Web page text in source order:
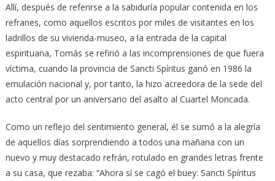
Allí, después de referirse a la sabiduría popular contenida en los
refranes, como aquellos escritos por miles de visitantes en los
ladrillos de su vivienda-museo, a la entrada de la capital
espirituana, Tomás se refirió a las incomprensiones de que fuera
víctima, cuando la provincia de Sancti Spíritus ganó en 1986 la
emulación nacional y, por tanto, la hizo acreedora de la sede del
acto central por un aniversario del asalto al Cuartel Moncada.
Como un reflejo del sentimiento general, él se sumó a la alegría
de aquellos días sorprendiendo a todos una mañana con un
nuevo y muy destacado refrán, rotulado en grandes letras frente
a su casa, que rezaba: “Ahora sí se cagó el buey: Sancti Spíritus